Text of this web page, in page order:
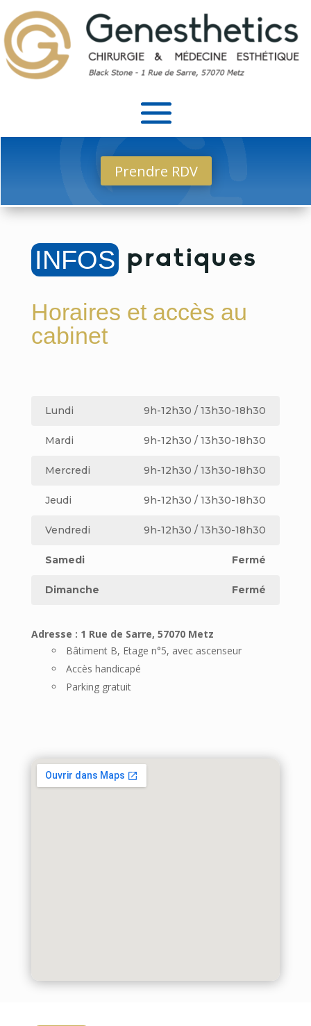
Prendre RDV
INFOS pratiques
Horaires et accès au
cabinet
Lundi 9h-12h30 / 13h30-18h30
Mardi 9h-12h30 / 13h30-18h30
Mercredi 9h-12h30 / 13h30-18h30
Jeudi 9h-12h30 / 13h30-18h30
Vendredi 9h-12h30 / 13h30-18h30
Samedi Fermé
Dimanche Fermé
Adresse : 1 Rue de Sarre, 57070 Metz
Bâtiment B, Etage n°5, avec ascenseur
Accès handicapé
Parking gratuit